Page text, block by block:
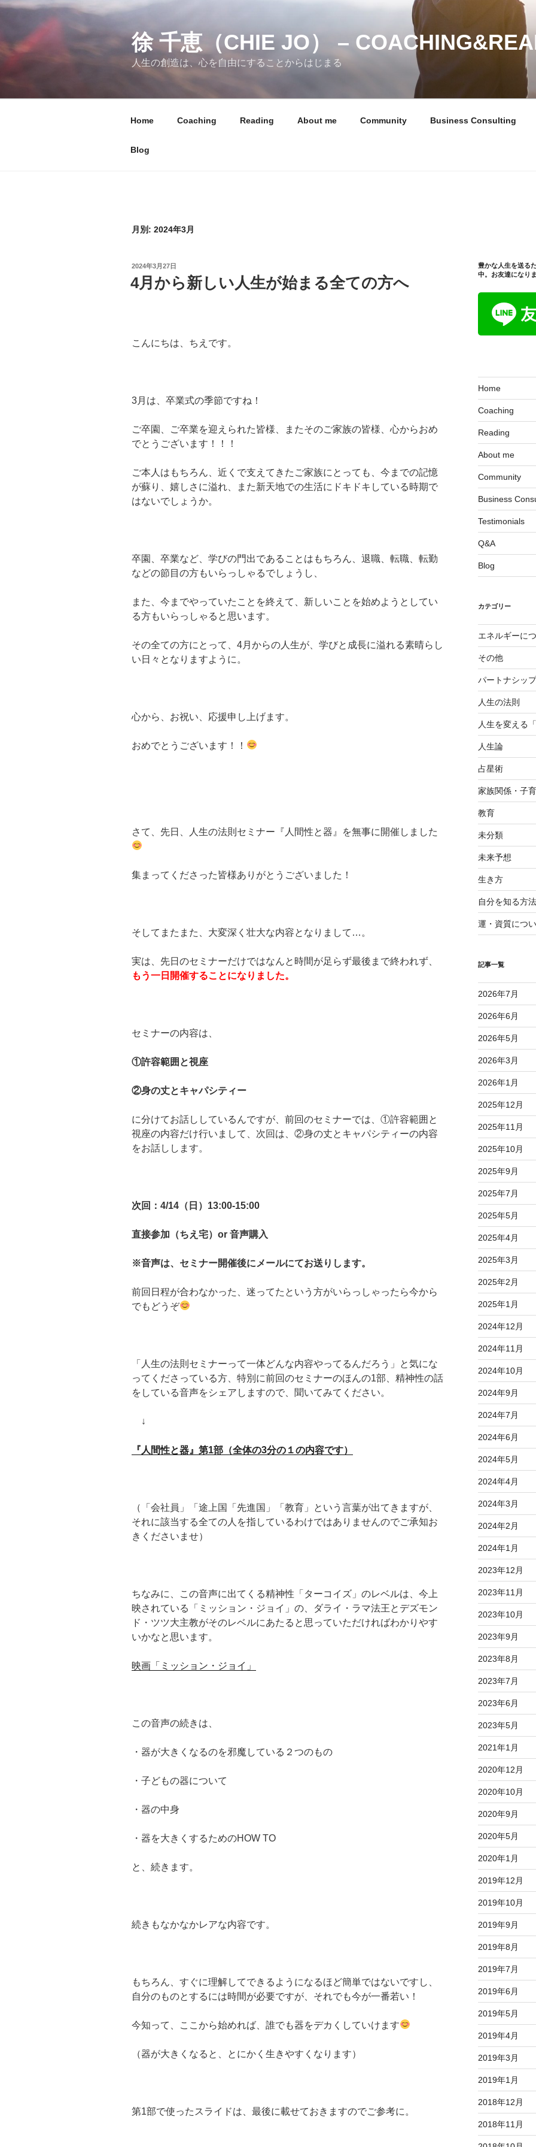
コ
ン
へ
徐 千恵（CHIE JO） –
人生の創造は、心を自由にすることからはじまる
Home Coaching Reading About me Community Business Consulting
Blog
月別: 2024年3月
投
日:
2024年3月27日
4月から新しい人生が始まる全ての方へ
こんにちは、ちえです。
3月は、卒業式の季節ですね！
ご卒園、ご卒業を迎えられた皆様、またそのご家族の皆様、心からおめ
でとうございます！！！
ご本人はもちろん、近くで支えてきたご家族にとっても、今までの記憶
が蘇り、嬉しさに溢れ、また新天地での生活にドキドキしている時期で
はないでしょうか。
卒園、卒業など、学びの門出であることはもちろん、退職、転職、転勤
などの節目の方もいらっしゃるでしょうし、
また、今までやっていたことを終えて、新しいことを始めようとしてい
る方もいらっしゃると思います。
その全ての方にとって、4月からの人生が、学びと成長に溢れる素晴らし
い日々となりますように。
心から、お祝い、応援申し上げます。
おめでとうございます！！
さて、先日、人生の法則セミナー『人間性と器』を無事に開催しました
集まってくださった皆様ありがとうございました！
そしてまたまた、大変深く壮大な内容となりまして…。
実は、先日のセミナーだけではなんと時間が足らず最後まで終われず、
もう一日開催することになりました。
セミナーの内容は、
①許容範囲と視座
②身の丈とキャパシティー
に分けてお話ししているんですが、前回のセミナーでは、①許容範囲と
視座の内容だけ行いまして、次回は、②身の丈とキャパシティーの内容
をお話しします。
次回：4/14（日）13:00-15:00
直接参加（ちえ宅）or 音声購入
※音声は、セミナー開催後にメールにてお送りします。
前回日程が合わなかった、迷ってたという方がいらっしゃったら今から
でもどうぞ
「人生の法則セミナーって一体どんな内容やってるんだろう」と気にな
ってくださっている方、特別に前回のセミナーのほんの1部、精神性の話
をしている音声をシェアしますので、聞いてみてください。
↓
『人間性と器』第1部（全体の3分の１の内容です）
（「会社員」「途上国「先進国」「教育」という言葉が出てきますが、
それに該当する全ての人を指しているわけではありませんのでご承知お
きくださいませ）
ちなみに、この音声に出てくる精神性「ターコイズ」のレベルは、今上
映されている「ミッション・ジョイ」の、ダライ・ラマ法王とデズモン
ド・ツツ大主教がそのレベルにあたると思っていただければわかりやす
いかなと思います。
映画「ミッション・ジョイ」
この音声の続きは、
・器が大きくなるのを邪魔している２つのもの
・子どもの器について
・器の中身
・器を大きくするためのHOW TO
と、続きます。
続きもなかなかレアな内容です。
もちろん、すぐに理解してできるようになるほど簡単ではないですし、
自分のものとするには時間が必要ですが、それでも今が一番若い！
今知って、ここから始めれば、誰でも器をデカくしていけます
（器が大きくなると、とにかく生きやすくなります）
第1部で使ったスライドは、最後に載せておきますのでご参考に。
豊かな人生を送る
中。お友達になり
Home
Coaching
Reading
About me
Community
Business
Testimonials
Q&A
Blog
カテゴリー
エネルギーに
その他
パートナシッ
人生の法則
人生を変える
人生論
占星術
家族関係・子
教育
未分類
未来予想
生き方
自分を知る方法
運・資質につ
記事一覧
2026年7月
2026年6月
2026年5月
2026年3月
2026年1月
2025年12月
2025年11月
2025年10月
2025年9月
2025年7月
2025年5月
2025年4月
2025年3月
2025年2月
2025年1月
2024年12月
2024年11月
2024年10月
2024年9月
2024年7月
2024年6月
2024年5月
2024年4月
2024年3月
2024年2月
2024年1月
2023年12月
2023年11月
2023年10月
2023年9月
2023年8月
2023年7月
2023年6月
2023年5月
2021年1月
2020年12月
2020年10月
2020年9月
2020年5月
2020年1月
2019年12月
2019年10月
2019年9月
2019年8月
2019年7月
2019年6月
2019年5月
2019年4月
2019年3月
2019年1月
2018年12月
2018年11月